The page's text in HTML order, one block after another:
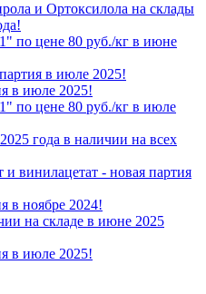
и Ортоксилола на склады
по цене 80 руб./кг в июне
в июле 2025!
в июле 2025!
по цене 80 руб./кг в июле
года в наличии на всех
и винилацетат - новая партия
в ноябре 2024!
на складе в июне 2025
в июле 2025!